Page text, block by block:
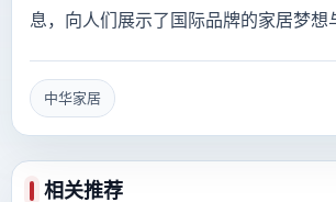
息，向人们展示了国际品牌的家居梦想
中华家居
相关推荐